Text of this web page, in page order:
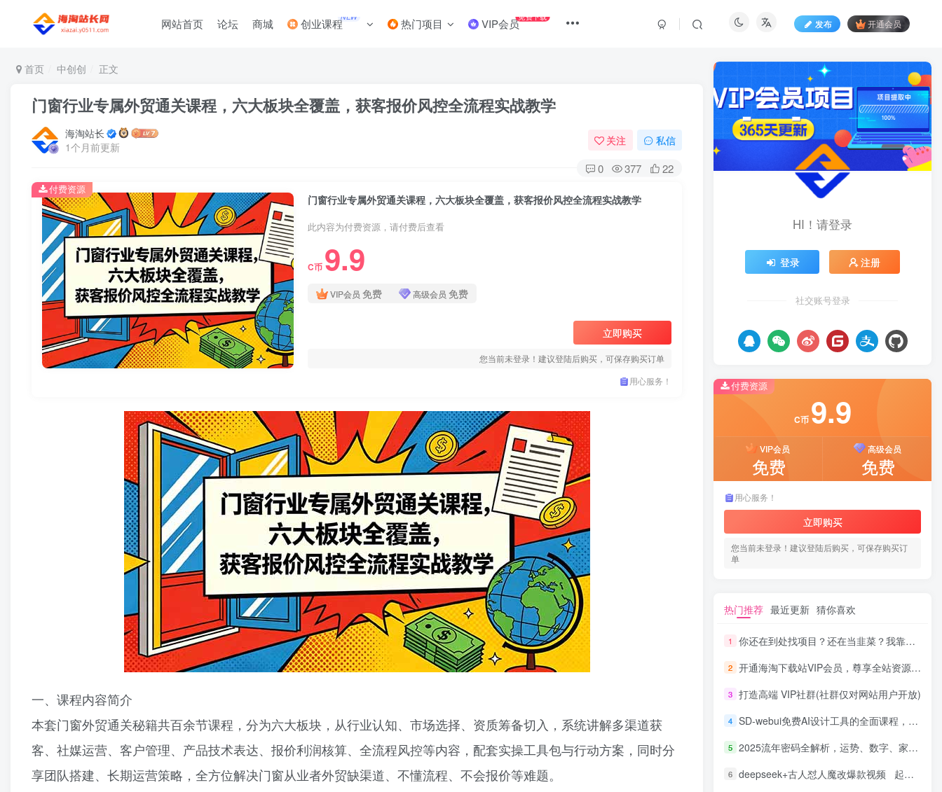
网站首页 论坛 商城 创业课程NEW 热门项目 VIP会员免费下载
发布 开通会员
首页 中创创 正文
门窗行业专属外贸通关课程，六大板块全覆盖，获客报价风控全流程实战教学
海淘站长
1个月前更新
关注 私信
0 377 22
门窗行业专属外贸通关课程，六大板块全覆盖，获客报价风控全流程实战教学
此内容为付费资源，请付费后查看
C币 9.9
VIP会员 免费 高级会员 免费
立即购买
您当前未登录！建议登陆后购买，可保存购买订单
用心服务！
付费资源
一、课程内容简介
本套门窗外贸通关秘籍共百余节课程，分为六大板块，从行业认知、市场选择、资质筹备切入，系统讲解多渠道获
客、社媒运营、客户管理、产品技术表达、报价利润核算、全流程风控等内容，配套实操工具包与行动方案，同时分
享团队搭建、长期运营策略，全方位解决门窗从业者外贸缺渠道、不懂流程、不会报价等难题。
HI！请登录
登录 注册
社交账号登录
付费资源
C币 9.9
VIP会员
免费
高级会员
免费
用心服务！
立即购买
您当前未登录！建议登陆后购买，可保存购买订
单
热门推荐 最近更新 猜你喜欢
1 你还在到处找项目？还在当韭菜？我靠网创资源站一个月收入5万+，曾经我也是个失败者。
2 开通海淘下载站VIP会员，尊享全站资源免费下载，享80%的推广提成！！【限时五折优惠】
3 打造高端 VIP社群(社群仅对网站用户开放)
4 SD-webui免费AI设计工具的全面课程，涵盖从软件安装到高级应用的全流程
5 2025流年密码全解析，运势、数字、家庭三位一体
6 deepseek+古人怼人魔改爆款视频 起号快 爆款多 每天五分钟 变现路子非常广 日入四位数 小白 宝妈 上班族副业 都可以轻松闭眼搞钱